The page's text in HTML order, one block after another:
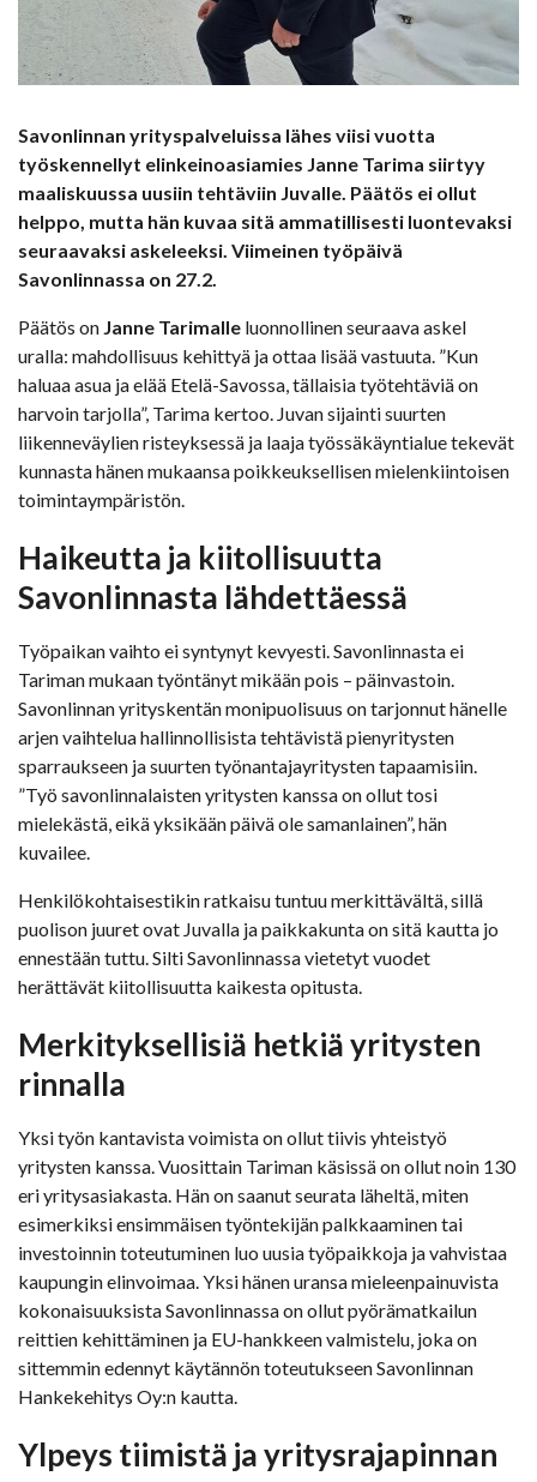
Savonlinnan yrityspalveluissa lähes viisi vuotta
työskennellyt elinkeinoasiamies Janne Tarima siirtyy
maaliskuussa uusiin tehtäviin Juvalle. Päätös ei ollut
helppo, mutta hän kuvaa sitä ammatillisesti luontevaksi
seuraavaksi askeleeksi. Viimeinen työpäivä
Savonlinnassa on 27.2.
Päätös on Janne Tarimalle luonnollinen seuraava askel
uralla: mahdollisuus kehittyä ja ottaa lisää vastuuta. ”Kun
haluaa asua ja elää Etelä-Savossa, tällaisia työtehtäviä on
harvoin tarjolla”, Tarima kertoo. Juvan sijainti suurten
liikenneväylien risteyksessä ja laaja työssäkäyntialue tekevät
kunnasta hänen mukaansa poikkeuksellisen mielenkiintoisen
toimintaympäristön.
Haikeutta ja kiitollisuutta
Savonlinnasta lähdettäessä
Työpaikan vaihto ei syntynyt kevyesti. Savonlinnasta ei
Tariman mukaan työntänyt mikään pois – päinvastoin.
Savonlinnan yrityskentän monipuolisuus on tarjonnut hänelle
arjen vaihtelua hallinnollisista tehtävistä pienyritysten
sparraukseen ja suurten työnantajayritysten tapaamisiin.
”Työ savonlinnalaisten yritysten kanssa on ollut tosi
mielekästä, eikä yksikään päivä ole samanlainen”, hän
kuvailee.
Henkilökohtaisestikin ratkaisu tuntuu merkittävältä, sillä
puolison juuret ovat Juvalla ja paikkakunta on sitä kautta jo
ennestään tuttu. Silti Savonlinnassa vietetyt vuodet
herättävät kiitollisuutta kaikesta opitusta.
Merkityksellisiä hetkiä yritysten
rinnalla
Yksi työn kantavista voimista on ollut tiivis yhteistyö
yritysten kanssa. Vuosittain Tariman käsissä on ollut noin 130
eri yritysasiakasta. Hän on saanut seurata läheltä, miten
esimerkiksi ensimmäisen työntekijän palkkaaminen tai
investoinnin toteutuminen luo uusia työpaikkoja ja vahvistaa
kaupungin elinvoimaa. Yksi hänen uransa mieleenpainuvista
kokonaisuuksista Savonlinnassa on ollut pyörämatkailun
reittien kehittäminen ja EU-hankkeen valmistelu, joka on
sittemmin edennyt käytännön toteutukseen Savonlinnan
Hankekehitys Oy:n kautta.
Ylpeys tiimistä ja yritysrajapinnan